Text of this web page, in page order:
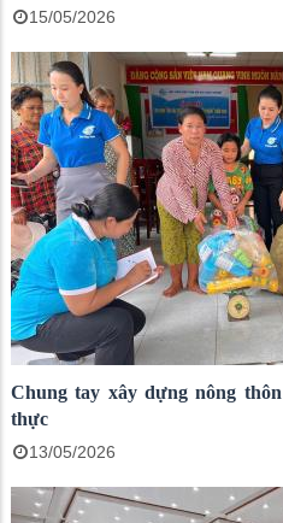
15/05/2026
Chung tay xây dựng nông
thực
13/05/2026